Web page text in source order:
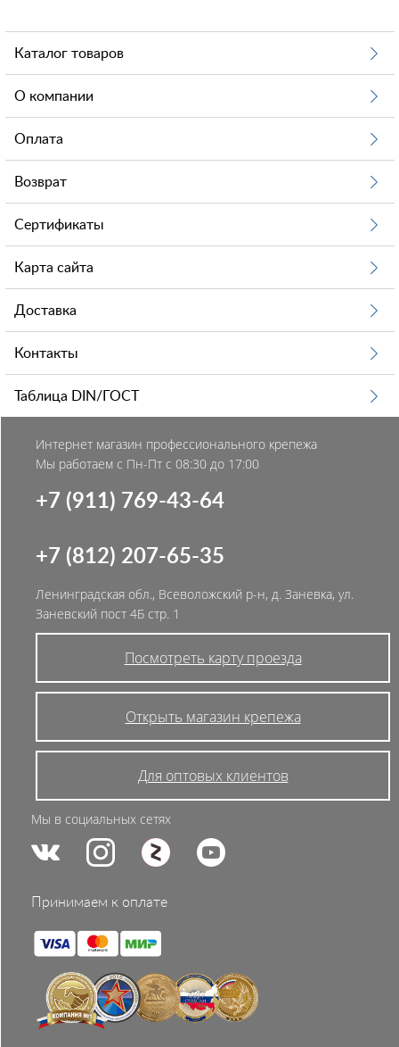
Каталог товаров
О компании
Оплата
Возврат
Сертификаты
Карта сайта
Доставка
Контакты
Таблица DIN/ГОСТ
Интернет магазин профессионального крепежа
Мы работаем с Пн-Пт с 08:30 до 17:00
+7 (911) 769-43-64
+7 (812) 207-65-35
Ленинградская обл., Всеволожский р-н, д. Заневка, ул.
Заневский пост 4Б стр. 1
Посмотреть карту проезда
Открыть магазин крепежа
Для оптовых клиентов
Мы в социальных сетях
Принимаем к оплате